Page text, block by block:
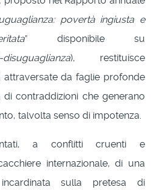
povertà ingiusta e
” disponibile su
), restituisce
attraversate da faglie profonde
contraddizioni che generano
talvolta senso di impotenza.
a conflitti cruenti e
internazionale, di una
sulla pretesa di